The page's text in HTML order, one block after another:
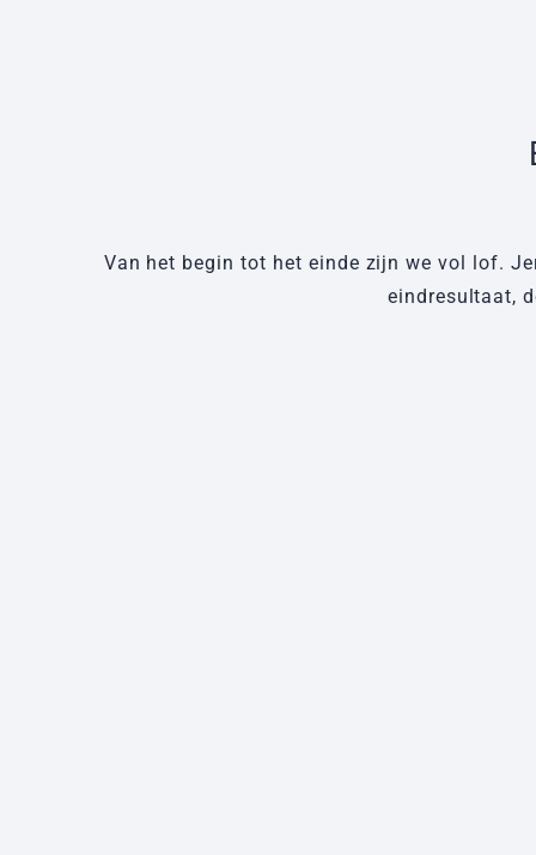
Van het begin tot het einde zijn we vol lof.
eindresultaat,